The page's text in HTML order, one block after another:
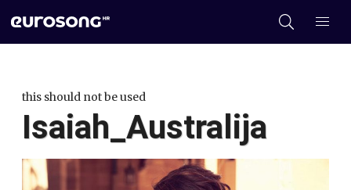
this should not be used
Isaiah_Australija